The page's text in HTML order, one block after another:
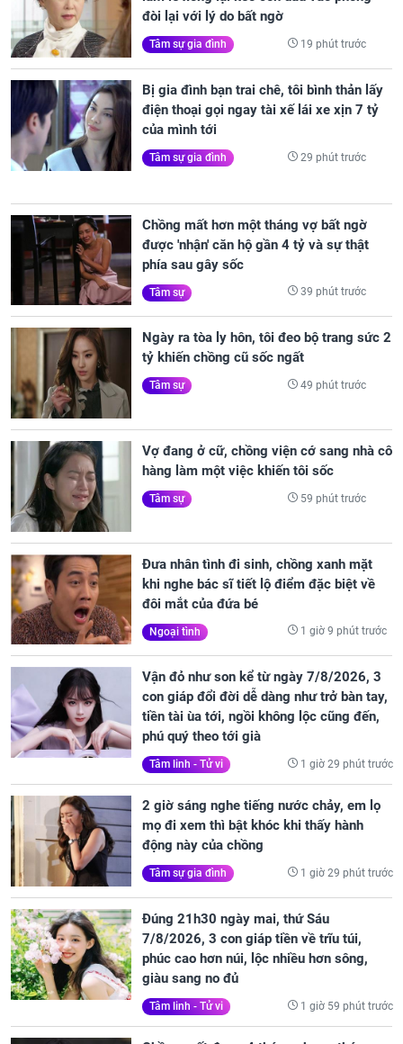
đòi lại với lý do bất ngờ
Tâm sự gia đình 19 phút trước
Bị gia đình bạn trai chê, tôi bình thản lấy
điện thoại gọi ngay tài xế lái xe xịn 7 tỷ
của mình tới
Tâm sự gia đình 29 phút trước
Chồng mất hơn một tháng vợ bất ngờ
được 'nhận' căn hộ gần 4 tỷ và sự thật
phía sau gây sốc
Tâm sự 39 phút trước
Ngày ra tòa ly hôn, tôi đeo bộ trang sức 2
tỷ khiến chồng cũ sốc ngất
Tâm sự 49 phút trước
Vợ đang ở cữ, chồng viện cớ sang nhà cô
hàng làm một việc khiến tôi sốc
Tâm sự 59 phút trước
Đưa nhân tình đi sinh, chồng xanh mặt
khi nghe bác sĩ tiết lộ điểm đặc biệt về
đôi mắt của đứa bé
Ngoại tình 1 giờ 9 phút trước
Vận đỏ như son kể từ ngày 7/8/2026, 3
con giáp đổi đời dễ dàng như trở bàn tay,
tiền tài ùa tới, ngồi không lộc cũng đến,
phú quý theo tới già
Tâm linh - Tử vi 1 giờ 29 phút trước
2 giờ sáng nghe tiếng nước chảy, em lọ
mọ đi xem thì bật khóc khi thấy hành
động này của chồng
Tâm sự gia đình 1 giờ 29 phút trước
Đúng 21h30 ngày mai, thứ Sáu
7/8/2026, 3 con giáp tiền về trĩu túi,
phúc cao hơn núi, lộc nhiều hơn sông,
giàu sang no đủ
Tâm linh - Tử vi 1 giờ 59 phút trước